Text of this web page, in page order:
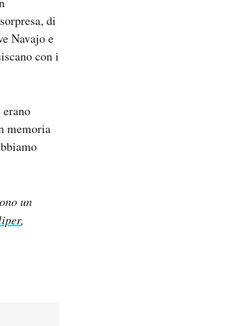
di
Navajo e
con i
memoria
un
,